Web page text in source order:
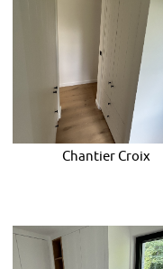
Chantier Croix